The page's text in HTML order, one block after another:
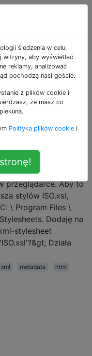
z tabeli SDE
chcę
XML do HTML, aby
przeglądarce. Aby to
stylów ISO.xsl,
\ Program Files \
Dodaję na
stylesheet
Działa
xml metadata
html
śledzenia w celu
witryny, aby wyświetlać
reklamy, analizować
pochodzą nasi goście.
z plików cookie i
że masz co
Polityka plików cookie i